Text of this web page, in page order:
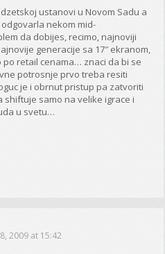
ustanovi u Novom Sadu a
nekom mid-
da dobijes, recimo, najnoviji
generacije sa 17″ ekranom,
retail cenama… znaci da bi se
potrosnje prvo treba resiti
je i obrnut pristup pa zatvoriti
shiftuje samo na velike igrace i
u svetu…
2009 at 15:42